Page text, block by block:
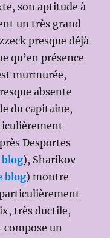
son aptitude à
un très grand
presque déjà
qu’en présence
murmurée,
absente
du capitaine,
Desportes
), Sharikov
blog) montre
très ductile,
un